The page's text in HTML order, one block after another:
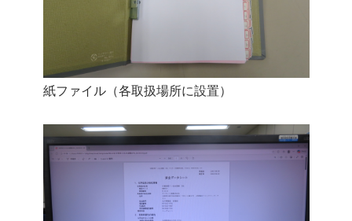
紙ファイル（各取扱場所に設置）